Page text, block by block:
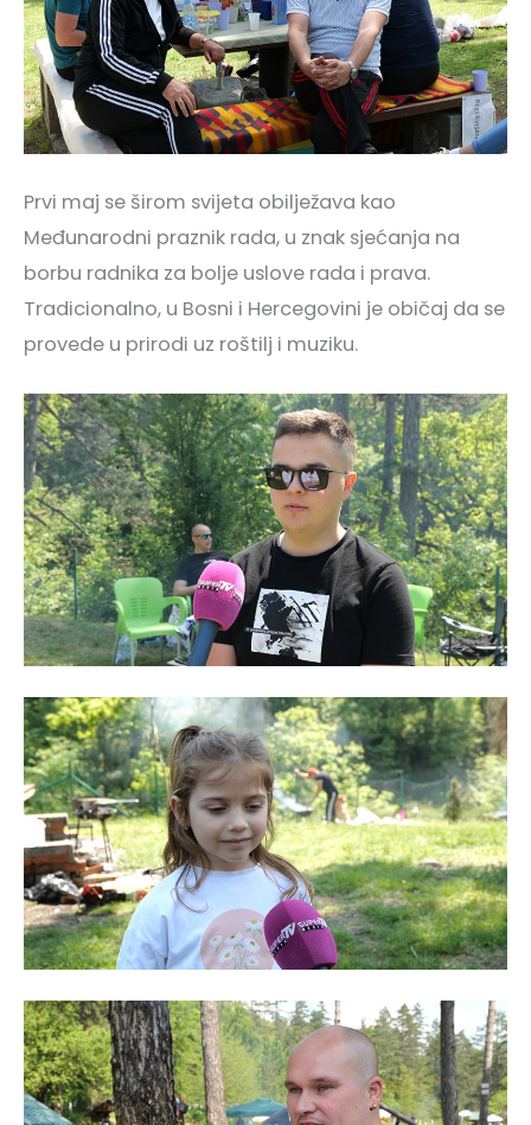
Prvi maj se širom svijeta obilježava kao
Međunarodni praznik rada, u znak sjećanja na
borbu radnika za bolje uslove rada i prava.
Tradicionalno, u Bosni i Hercegovini je običaj da se
provede u prirodi uz roštilj i muziku.